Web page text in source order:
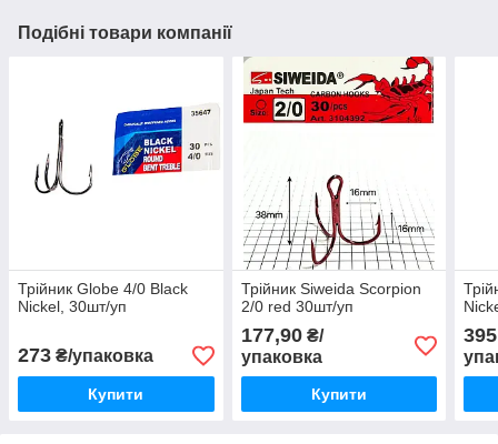
Подібні товари компанії
Трійник Globe 4/0 Black
Nickel, 30шт/уп
273 ₴/упаковка
Купити
Трійник Siweida Scorpion
2/0 red 30шт/уп
177,90₴/
упаковка
Купити